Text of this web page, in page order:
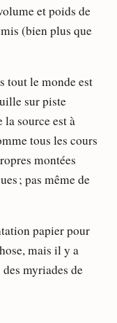
et poids de
(bien plus que
tout le monde est
sur piste
la source est à
tous les cours
montées
; pas même de
papier pour
mais il y a
myriades de